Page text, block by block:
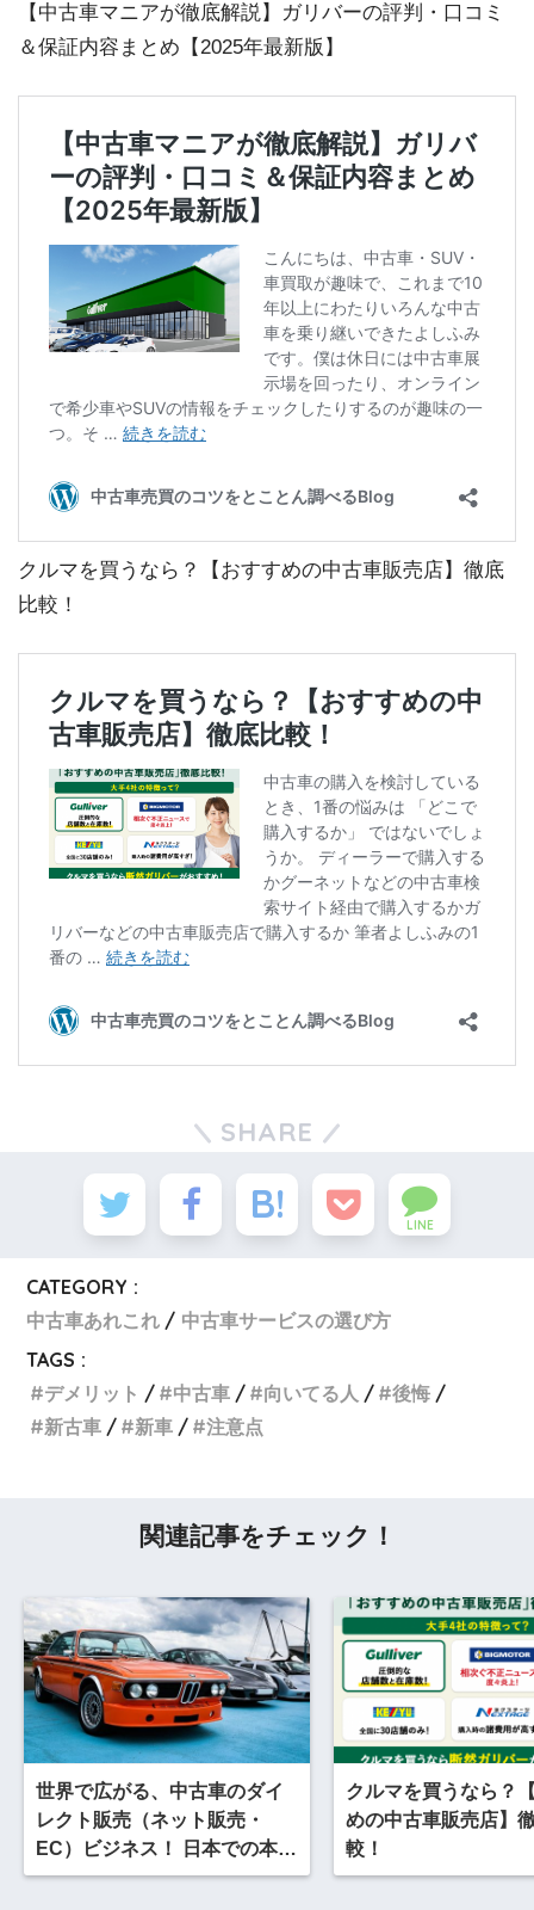
【中古車マニアが徹底解説】ガリバーの評判・口コミ
＆保証内容まとめ【2025年最新版】
クルマを買うなら？【おすすめの中古車販売店】徹底
比較！
SHARE
LINE
CATEGORY :
中古車あれこれ
中古車サービスの選び方
TAGS :
デメリット
中古車 向いてる人
後悔
新古車
新車 注意点
関連記事をチェック！
世界で広がる、中古車のダイ
レクト販売（ネット販売・
EC）ビジネス！ 日本での本格
普及はあるのか？
クルマを買うなら？
めの中古車販売店】
較！